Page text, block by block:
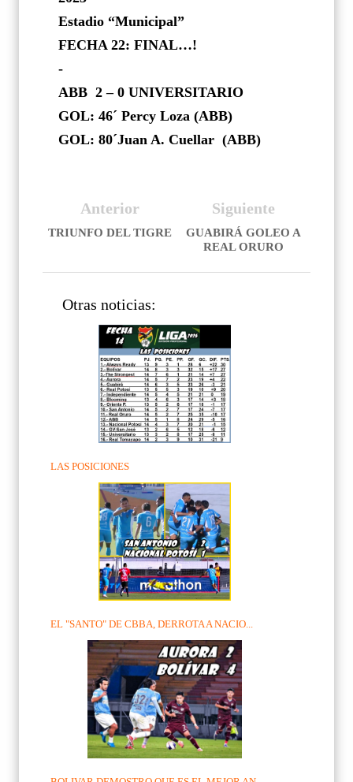
Estadio “Municipal”
FECHA 22: FINAL…!
-
ABB 2 – 0 UNIVERSITARIO
GOL: 46´ Percy Loza (ABB)
GOL: 80´Juan A. Cuellar (ABB)
Siguiente
GUABIRÁ GOLEO A
REAL ORURO
Anterior
TRIUNFO DEL TIGRE
Otras noticias:
LAS POSICIONES
EL "SANTO" DE CBBA, DERROTA A NACIO...